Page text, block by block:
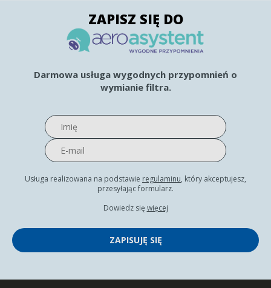
ZAPISZ SIĘ DO
Darmowa usługa wygodnych przypomnień o
wymianie filtra.
Usługa realizowana na podstawie regulaminu, który akceptujesz,
przesyłając formularz.
Dowiedz się więcej
ZAPISUJĘ SIĘ